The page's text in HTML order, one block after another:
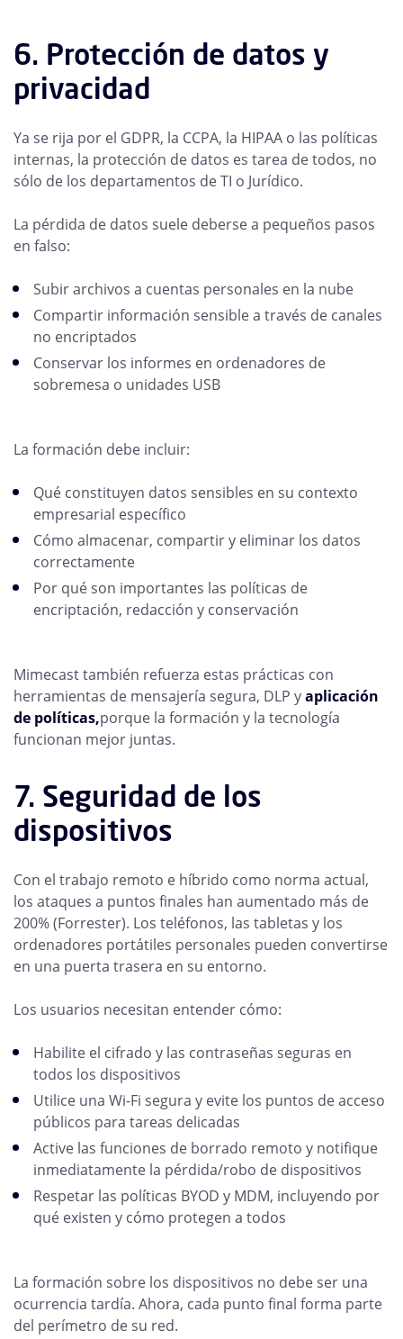
6. Protección de datos y
privacidad
Ya se rija por el GDPR, la CCPA, la HIPAA o las políticas
internas, la protección de datos es tarea de todos, no
sólo de los departamentos de TI o Jurídico.
La pérdida de datos suele deberse a pequeños pasos
en falso:
Subir archivos a cuentas personales en la nube
Compartir información sensible a través de canales
no encriptados
Conservar los informes en ordenadores de
sobremesa o unidades USB
La formación debe incluir:
Qué constituyen datos sensibles en su contexto
empresarial específico
Cómo almacenar, compartir y eliminar los datos
correctamente
Por qué son importantes las políticas de
encriptación, redacción y conservación
Mimecast también refuerza estas prácticas con
herramientas de mensajería segura, DLP yaplicación
de políticas,porque la formación y la tecnología
funcionan mejor juntas.
7. Seguridad de los
dispositivos
Con el trabajo remoto e híbrido como norma actual,
los ataques a puntos finales han aumentado más de
200% (Forrester). Los teléfonos, las tabletas y los
ordenadores portátiles personales pueden convertirse
en una puerta trasera en su entorno.
Los usuarios necesitan entender cómo:
Habilite el cifrado y las contraseñas seguras en
todos los dispositivos
Utilice una Wi-Fi segura y evite los puntos de acceso
públicos para tareas delicadas
Active las funciones de borrado remoto y notifique
inmediatamente la pérdida/robo de dispositivos
Respetar las políticas BYOD y MDM, incluyendo por
qué existen y cómo protegen a todos
La formación sobre los dispositivos no debe ser una
ocurrencia tardía. Ahora, cada punto final forma parte
del perímetro de su red.